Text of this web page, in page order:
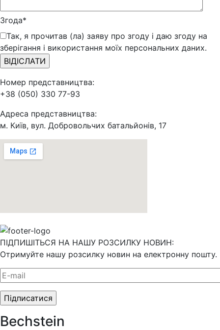
Згода*
Так, я прочитав (ла) заяву про згоду і даю згоду на
зберігання і використання моїх персональних даних.
Номер представництва:
+38 (050) 330 77-93
Адреса представництва:
м. Київ, вул. Добровольчих батальйонів, 17
ПІДПИШІТЬСЯ НА НАШУ РОЗСИЛКУ НОВИН:
Отримуйте нашу розсилку новин на електронну пошту.
Bechstein